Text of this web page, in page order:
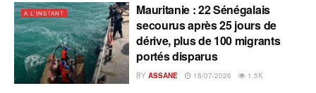
A L'INSTANT
Mauritanie : 22 Sénégalais
secourus après 25 jours de
dérive, plus de 100 migrants
portés disparus
BY ASSANE 18/07/2026 1.5K